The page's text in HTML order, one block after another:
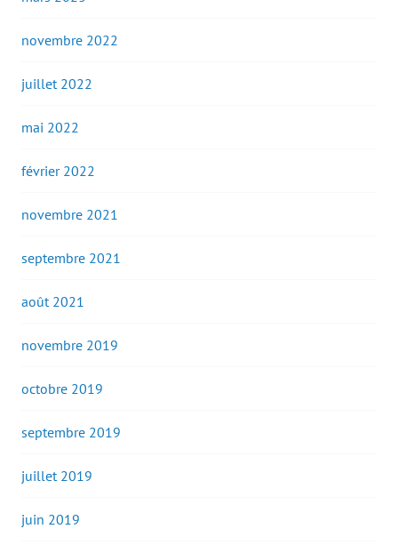
novembre 2022
juillet 2022
mai 2022
février 2022
novembre 2021
septembre 2021
août 2021
novembre 2019
octobre 2019
septembre 2019
juillet 2019
juin 2019